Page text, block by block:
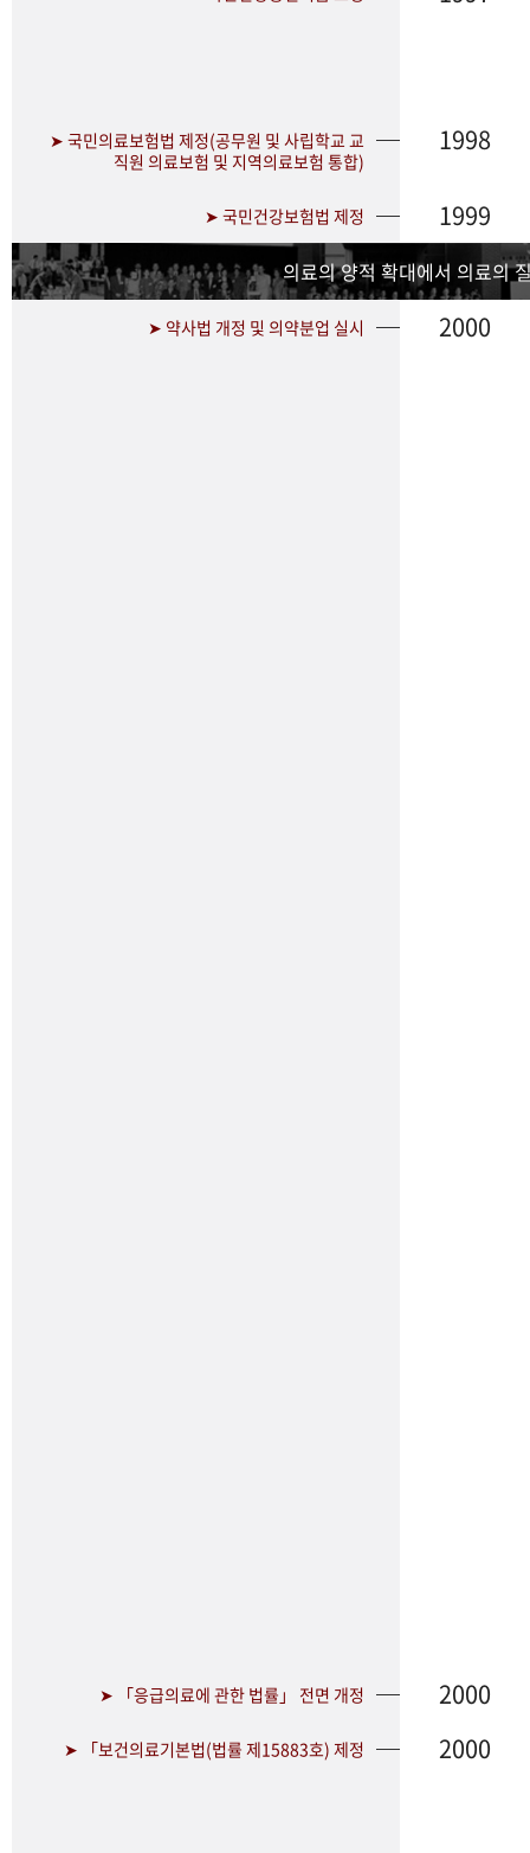
➤ 국민의료보험법 제정(공무원 및 사립학교 교
직원 의료보험 및 지역의료보험 통합)
1998
➤ 국민건강보험법 제정 1999
의료의 양적 확대에서 의료의
➤ 약사법 개정 및 의약분업 실시 2000
➤ 「응급의료에 관한 법률」 전면 개정 2000
➤ 「보건의료기본법(법률 제15883호) 제정 2000